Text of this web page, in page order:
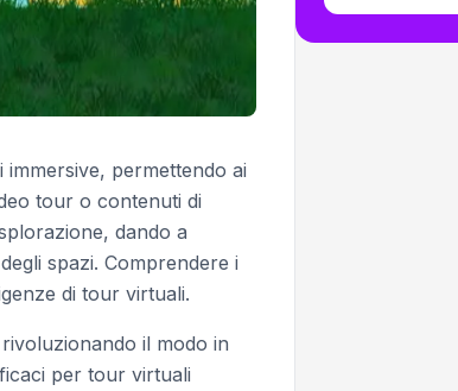
permettendo ai
tour o contenuti di
dando a
spazi. Comprendere i
di tour virtuali.
il modo in
per tour virtuali